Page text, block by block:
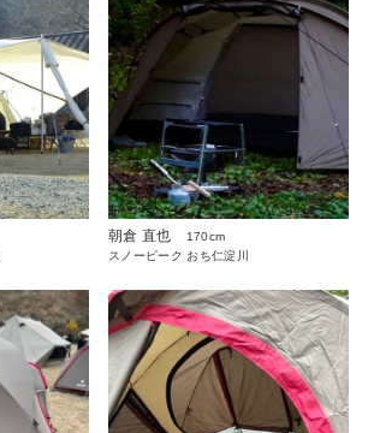
朝倉 直也
170cm
スノーピーク おち仁淀川